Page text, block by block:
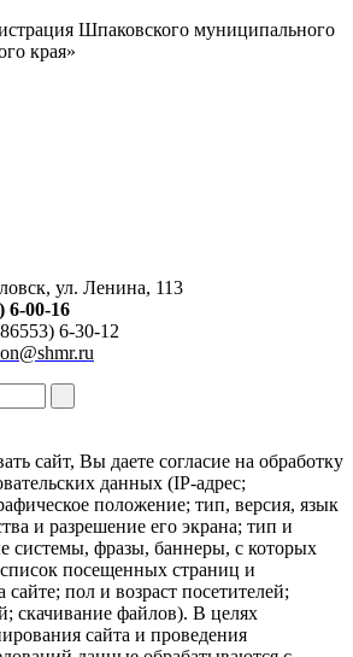
Шпаковского муниципального
края»
ул. Ленина, 113
6-00-16
6-30-12
сайт, Вы даете согласие на обработку
данных (IP-адрес;
положение; тип, версия, язык
и разрешение его экрана; тип и
системы, фразы, баннеры, с которых
посещенных страниц и
пол и возраст посетителей;
скачивание файлов). В целях
сайта и проведения